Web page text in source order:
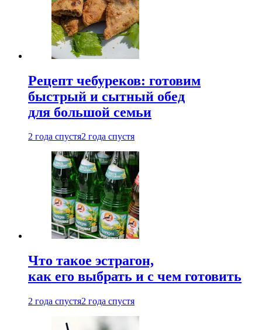
Рецепт чебуреков: готовим
быстрый и сытный обед
для большой семьи
2 года спустя2 года спустя
Что такое эстрагон,
как его выбрать и с чем готовить
2 года спустя2 года спустя